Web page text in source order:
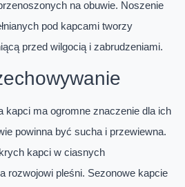
na obuwie. Noszenie
pod kapcami tworzy
przed wilgocią i zabrudzeniami.
kapci ma ogromne znaczenie dla ich
powinna być sucha i przewiewna.
kapci w ciasnych
rozwojowi pleśni. Sezonowe kapcie